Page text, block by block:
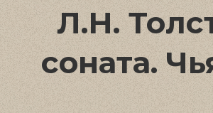
Л.Н.
соната.